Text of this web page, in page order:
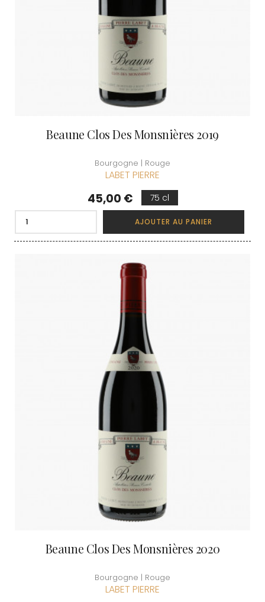
Beaune Clos Des Monsnières 2019
Bourgogne | Rouge
LABET PIERRE
Prix
45,00 € 75 cl
AJOUTER AU PANIER
Beaune Clos Des Monsnières 2020
Bourgogne | Rouge
LABET PIERRE